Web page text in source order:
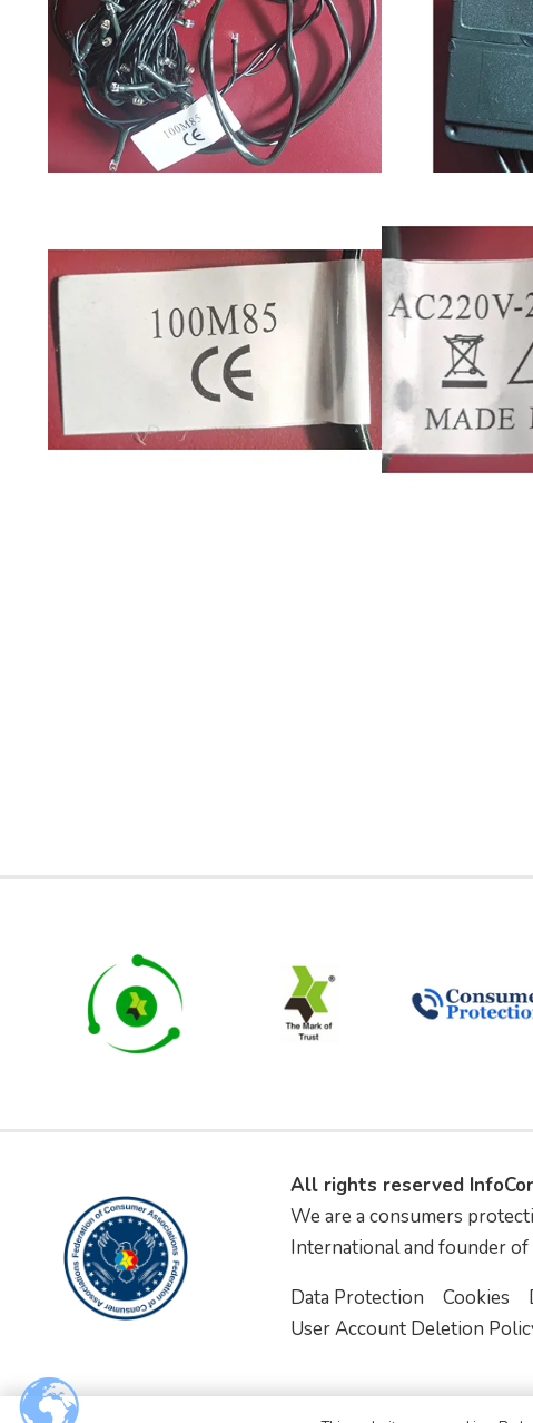
All rights reserved
We are a consumers
International and founder
Data Protection
Cookies
User Account Deletion